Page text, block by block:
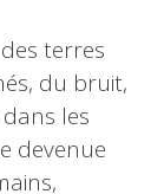
terres
du bruit,
les
devenue